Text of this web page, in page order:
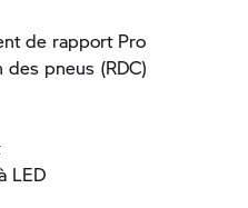
de rapport Pro
pneus (RDC)
LED